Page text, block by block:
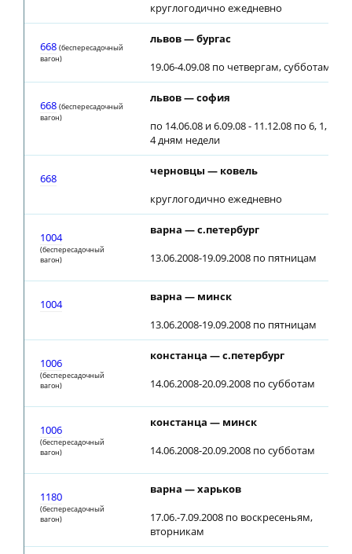
круглогодично ежедневно
668 (беспересадочный
вагон)
львов — бургас
19.06-4.09.08 по четвергам, субботам
668 (беспересадочный
вагон)
львов — софия
по 14.06.08 и 6.09.08 - 11.12.08 по 6, 1,
4 дням недели
668
черновцы — ковель
круглогодично ежедневно
1004
(беспересадочный
вагон)
варна — с.петербург
13.06.2008-19.09.2008 по пятницам
1004
варна — минск
13.06.2008-19.09.2008 по пятницам
1006
(беспересадочный
вагон)
констанца — с.петербург
14.06.2008-20.09.2008 по субботам
1006
(беспересадочный
вагон)
констанца — минск
14.06.2008-20.09.2008 по субботам
1180
(беспересадочный
вагон)
варна — харьков
17.06.-7.09.2008 по воскресеньям,
вторникам